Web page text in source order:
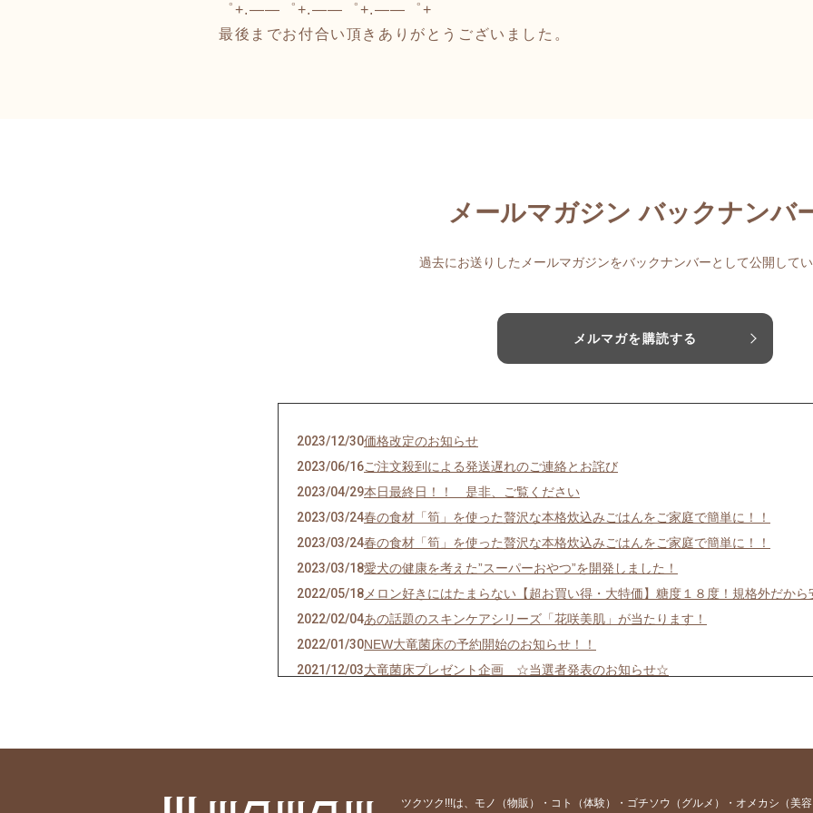
゜+.――゜+.――゜+.――゜+
最後までお付合い頂きありがとうございました。
メールマガジン バックナンバ
過去にお送りしたメールマガジンをバックナンバーとして公開してい
メルマガを購読する
2023/12/30価格改定のお知らせ
2023/06/16ご注文殺到による発送遅れのご連絡とお詫び
2023/04/29本日最終日！！ 是非、ご覧ください
2023/03/24春の食材「筍」を使った贅沢な本格炊込みごはんをご家庭で簡単に！！
2023/03/24春の食材「筍」を使った贅沢な本格炊込みごはんをご家庭で簡単に！！
2023/03/18愛犬の健康を考えた”スーパーおやつ”を開発しました！
2022/05/18 メロン好きにはたまらない【超お買い得・大特価】糖度１８度！規格外だから
2022/02/04あの話題のスキンケアシリーズ「花咲美肌」が当たります！
2022/01/30NEW大竜菌床の予約開始のお知らせ！！
2021/12/03大竜菌床プレゼント企画 ☆当選者発表のお知らせ☆
2021/06/14暑い！！ 熱い！！ 夏を乗り越えましょう！！！
「○○○ダケ」をご存知ですか？
ツクツク!!!は、モノ（物販）・コト（体験）・ゴチソウ（グルメ）・オメカシ（美